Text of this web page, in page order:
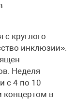
с круглого
инклюзии».
Неделя
с 4 по 10
концертом в